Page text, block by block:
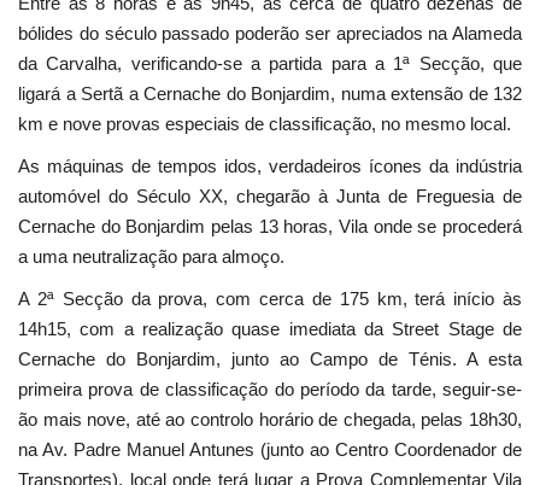
bólides do século passado poderão ser apreciados na Alameda
da Carvalha, verificando-se a partida para a 1ª Secção, que
ligará a Sertã a Cernache do Bonjardim, numa extensão de 132
km e nove provas especiais de classificação, no mesmo local.
As máquinas de tempos idos, verdadeiros ícones da indústria
automóvel do Século XX, chegarão à Junta de Freguesia de
Cernache do Bonjardim pelas 13 horas, Vila onde se procederá
a uma neutralização para almoço.
A 2ª Secção da prova, com cerca de 175 km, terá início às
14h15, com a realização quase imediata da Street Stage de
Cernache do Bonjardim, junto ao Campo de Ténis. A esta
primeira prova de classificação do período da tarde, seguir-se-
ão mais nove, até ao controlo horário de chegada, pelas 18h30,
na Av. Padre Manuel Antunes (junto ao Centro Coordenador de
Transportes), local onde terá lugar a Prova Complementar Vila